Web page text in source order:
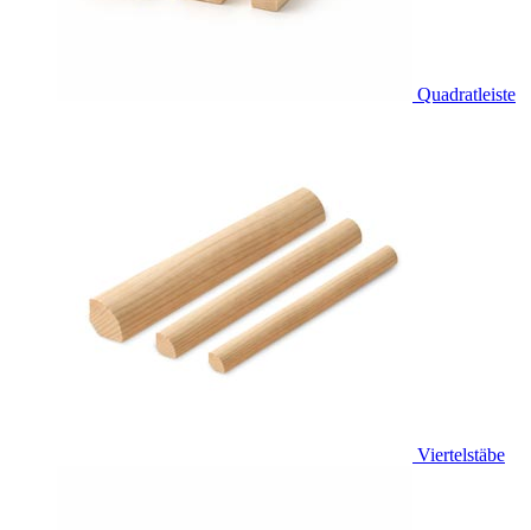
Quadratleiste
Viertelstäbe